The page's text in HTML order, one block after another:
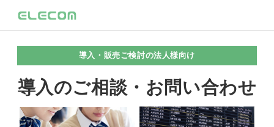
導入・販売ご検討の法人様向け
導入のご相談・お問い合わせ